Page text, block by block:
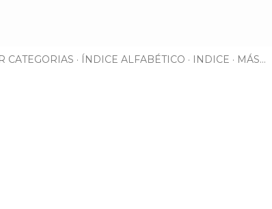
CATEGORIAS ÍNDICE ALFABÉTICO INDICE MÁS…